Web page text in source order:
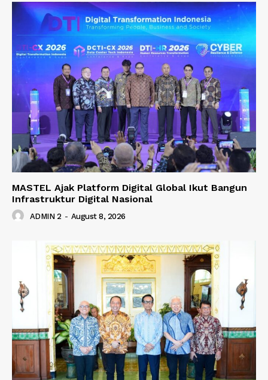
MASTEL Ajak Platform Digital Global Ikut Bangun
Infrastruktur Digital Nasional
ADMIN 2 - August 8, 2026